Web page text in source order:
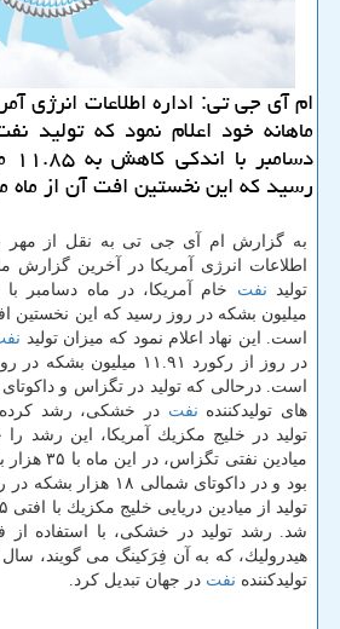
ام آی جی تی: اداره اطلاعات انرژی
ماهانه خود اعلام نمود كه تولید
رسید كه این نخستین افت آن از ماه
به گزارش ام آی جی تی به نقل از مهر به
اطلاعات انرژی آمریكا در آخرین گزارش
تولید نفت
میلیون بشكه در روز رسید كه این نخستین
است. این نهاد اعلام نمود كه میزان تولید
در روز از ركورد ۱۱.۹۱
است. درحالی كه تولید در تگزاس و داكوتای
های تولیدكننده نفت در خشكی، رشد كرده
تولید در خلیج مكزیك آمریكا، این رشد را
میادین نفتی
بود و در داكوتای شمالی
شد. رشد تولید در خشكی، با استفاده از
هیدرولیك، كه به آن فِرَكینگ می گویند، سال
تولیدكننده نفت در جهان تبدیل كرد.